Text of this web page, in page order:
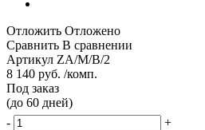
Отложить Отложено
Сравнить В сравнении
Артикул ZA/M/B/2
8 140 руб. /комп.
Под заказ
(до 60 дней)
-
+